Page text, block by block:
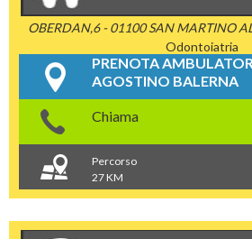
OBERDAN,6 - 01100 SAN MARTINO
Odontoiatria
PRENOTA
AGOSTINO BALERNA
Chiama
Percorso
27 KM